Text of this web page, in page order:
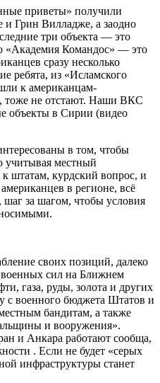
приветы» получили
Грин Вилладже, а заодно
три объекта — это
«Академия Командос» — это
сразу несколько
ребята, из «Исламского
к американцам-
тоже не отстают. Наши ВКС
объекты в Сирии (видео
в том, чтобы
местный
штатам, курдский вопрос, и
в регионе, всё
шаг за шагом, чтобы условия
своих позиций, далеко
сил на Ближнем
газа, руды, золота и других
с военного бюджета Штатов и
бандитам, а также
и вооружения».
и Анкара работают сообща,
. Если не будет «серых
инфраструктуры станет